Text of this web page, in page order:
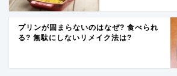
プリンが固まらないのはなぜ? 食べられ
る? 無駄にしないリメイク法は?